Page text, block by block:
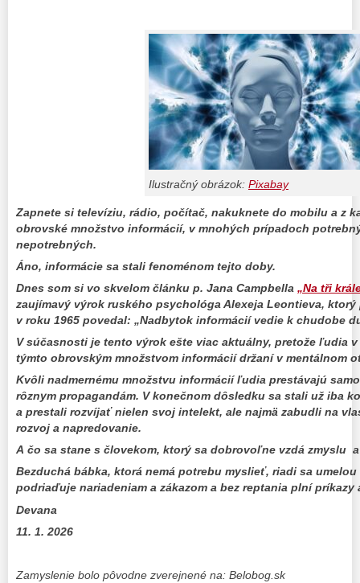
Ilustračný obrázok: Pixabay
Zapnete si televíziu, rádio, počítač, nakuknete do mobilu a z
obrovské množstvo informácií, v mnohých prípadoch
nepotrebných.
Áno, informácie sa stali fenoménom tejto doby.
Dnes som si vo skvelom článku p. Jana Campbella „Na tři
zaujímavý výrok ruského psychológa Alexeja Leontieva,
v roku 1965 povedal: „Nadbytok informácií vedie k chudobe
V súčasnosti je tento výrok ešte viac aktuálny, pretože ľudia
týmto obrovským množstvom informácií držaní v mentálnom
Kvôli nadmernému množstvu informácií ľudia prestávajú
rôznym propagandám. V konečnom dôsledku sa stali už iba
a prestali rozvíjať nielen svoj intelekt, ale najmä zabudli na
rozvoj a napredovanie.
A čo sa stane s človekom, ktorý sa dobrovoľne vzdá zmyslu
Bezduchá bábka, ktorá nemá potrebu myslieť, riadi sa
podriaďuje nariadeniam a zákazom a bez reptania plní
Devana
11. 1. 2026
Zamyslenie bolo pôvodne zverejnené na: Belobog.sk